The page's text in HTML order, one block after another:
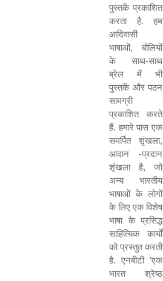
पुस्तकें प्रकाशित
करता है. हम
आदिवासी
भाषाओं, बोलियों
के साथ-साथ
ब्रेल में भी
पुस्तकें और पठन
सामग्री
प्रकाशित करते
हैं. हमारे पास एक
समर्पित शृंखला,
आदान -प्रदान
शृंखला है, जो
अन्य भारतीय
भाषाओं के लोगों
के लिए एक विशेष
भाषा के प्रसिद्ध
साहित्यिक कार्यों
को प्रस्तुत करती
है. एनबीटी 'एक
भारत श्रेष्ठ